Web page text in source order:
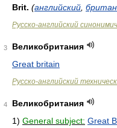
Brit. (английский
Русско-английский
3
Великобритания
Great britain
Русско-английский
4
Великобритания
1) General subject: Great